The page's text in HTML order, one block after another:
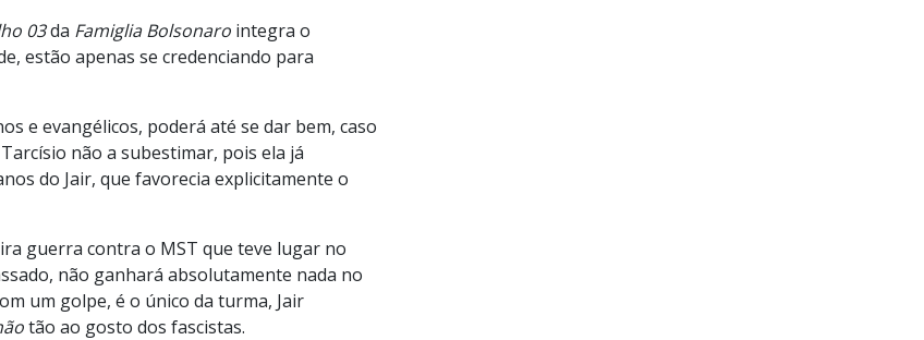
03da Famiglia Bolsonaro integra o
estão apenas se credenciando para
e evangélicos, poderá até se dar bem, caso
não a subestimar, pois ela já
do Jair, que favorecia explicitamente o
guerra contra o MST que teve lugar no
não ganhará absolutamente nada no
um golpe, é o único da turma, Jair
tão ao gosto dos fascistas.